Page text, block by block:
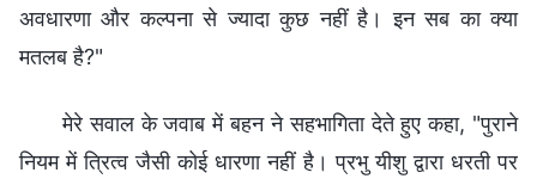
अवधारणा और कल्पना से ज्यादा कुछ नहीं है। इन सब का क्या
मतलब है?"
मेरे सवाल के जवाब में बहन ने सहभागिता देते हुए कहा, "पुराने
नियम में त्रित्व जैसी कोई धारणा नहीं है। प्रभु यीशु द्वारा धरती पर